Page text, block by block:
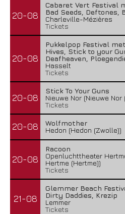
20-08
Cabaret Vert Festival
Bad Seeds, Deftones,
Charleville-Mézières
Tickets
20-08
Pukkelpop Festival
Hives, Stick to your
Deafheaven,
Hasselt
Tickets
20-08
Stick To Your Guns
Nieuwe Nor (Nieuwe Nor
Tickets
20-08
Wolfmother
Hedon (Hedon (Zwolle))
20-08
Racoon
Openluchttheater
Hertme (Hertme))
Tickets
21-08
Glemmer Beach
Dirty Daddies, Krezip
Lemmer
Tickets